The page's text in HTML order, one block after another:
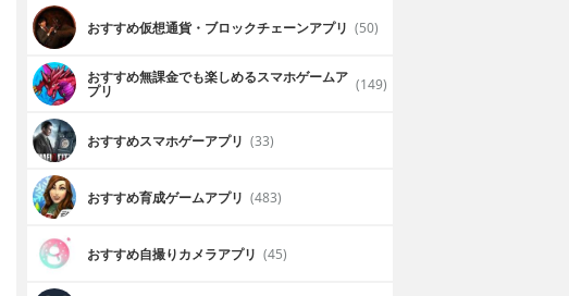
おすすめ仮想通貨・ブロックチェーンアプリ (50)
おすすめ無課金でも楽しめるスマホゲームア
プリ (149)
おすすめスマホゲーアプリ (33)
おすすめ育成ゲームアプリ (483)
おすすめ自撮りカメラアプリ (45)